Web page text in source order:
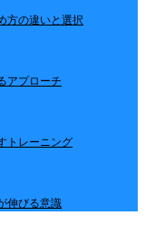
方の違いと選択
アプローチ
トレーニング
伸びる意識